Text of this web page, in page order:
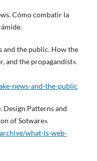
Cómo combatir la
and the public. How the
and the propagandist».
news-and-the-public
Design Patterns and
of Sotware».
what-is-web-